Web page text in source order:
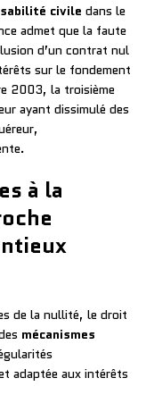
civile dans le
admet que la faute
d’un contrat nul
sur le fondement
2003, la troisième
ayant dissimulé des
à la
de la nullité, le droit
mécanismes
adaptée aux intérêts